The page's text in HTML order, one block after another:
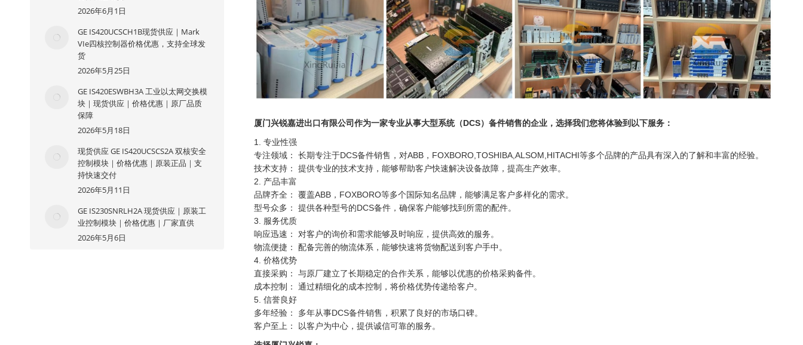
厦门兴锐嘉进出口有限公司作为一家专业从事大型系统（DCS）备件销售的企业，选择我们您将体验到以下服务：
1. 专业性强
专注领域： 长期专注于DCS备件销售，对ABB，FOXBORO,TOSHIBA,ALSOM,HITACHI等多个品牌的产品具有深入的了解和丰富的经验。
技术支持： 提供专业的技术支持，能够帮助客户快速解决设备故障，提高生产效率。
2. 产品丰富
品牌齐全： 覆盖ABB，FOXBORO等多个国际知名品牌，能够满足客户多样化的需求。
型号众多： 提供各种型号的DCS备件，确保客户能够找到所需的配件。
3. 服务优质
响应迅速： 对客户的询价和需求能够及时响应，提供高效的服务。
物流便捷： 配备完善的物流体系，能够快速将货物配送到客户手中。
4. 价格优势
直接采购： 与原厂建立了长期稳定的合作关系，能够以优惠的价格采购备件。
成本控制： 通过精细化的成本控制，将价格优势传递给客户。
5. 信誉良好
多年经验： 多年从事DCS备件销售，积累了良好的市场口碑。
客户至上： 以客户为中心，提供诚信可靠的服务。
2026年6月1日
GE IS420UCSCH1B现货供应｜Mark
VIe四核控制器价格优惠，支持全球发
货
2026年5月25日
GE IS420ESWBH3A 工业以太网交换模
块｜现货供应｜价格优惠｜原厂品质
保障
2026年5月18日
现货供应 GE IS420UCSCS2A 双核安全
控制模块｜价格优惠｜原装正品｜支
持快速交付
2026年5月11日
GE IS230SNRLH2A 现货供应｜原装工
业控制模块｜价格优惠｜厂家直供
2026年5月6日